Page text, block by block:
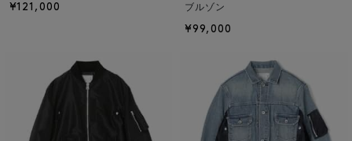
¥121,000
ブルゾン
¥99,000